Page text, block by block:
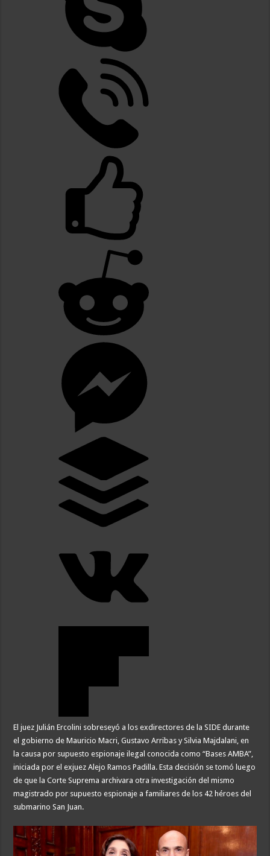
El juez Julián Ercolini sobreseyó a los exdirectores de la SIDE durante
el gobierno de Mauricio Macri, Gustavo Arribas y Silvia Majdalani, en
la causa por supuesto espionaje ilegal conocida como “Bases AMBA”,
iniciada por el exjuez Alejo Ramos Padilla. Esta decisión se tomó luego
de que la Corte Suprema archivara otra investigación del mismo
magistrado por supuesto espionaje a familiares de los 42 héroes del
submarino San Juan.